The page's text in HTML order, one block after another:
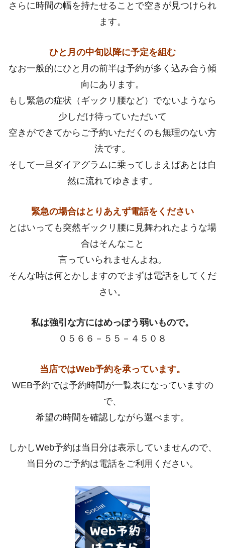
さらに時間の幅を持たせることで空きが見つけられ
ます。
ひと月の中旬以降に予定を組む
なお一般的にひと月の前半は予約が多く込み合う傾
向にあります。
もし緊急の症状（ギックリ腰など）でないようなら
少しだけ待っていただいて
空きができてからご予約いただくのも無理のない方
法です。
そして一旦ダイアグラムに乗ってしまえばあとは自
然に流れてゆきます。
緊急の場合はとりあえず電話をください
とはいっても突然ギックリ腰に見舞われたような場
合はそんなこと
言っていられませんよね。
そんな時は何とかしますのでまずは電話をしてくだ
さい。
私は強引な方にはめっぽう弱いもので。
０５６６－５５－４５０８
当店ではWeb予約を承っています。
WEB予約では予約時間が一覧表になっていますの
で、
希望の時間を確認しながら選べます。
しかしWeb予約は当日分は表示していませんので、
当日分のご予約は電話をご利用ください。